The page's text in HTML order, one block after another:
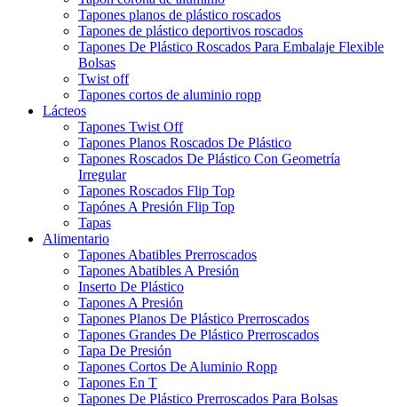
Tapones planos de plástico roscados
Tapones de plástico deportivos roscados
Tapones De Plástico Roscados Para Embalaje Flexible
Bolsas
Twist off
Tapones cortos de aluminio ropp
Lácteos
Tapones Twist Off
Tapones Planos Roscados De Plástico
Tapones Roscados De Plástico Con Geometría
Irregular
Tapones Roscados Flip Top
Tapónes A Presión Flip Top
Tapas
Alimentario
Tapones Abatibles Prerroscados
Tapones Abatibles A Presión
Inserto De Plástico
Tapones A Presión
Tapones Planos De Plástico Prerroscados
Tapones Grandes De Plástico Prerroscados
Tapa De Presión
Tapones Cortos De Aluminio Ropp
Tapones En T
Tapones De Plástico Prerroscados Para Bolsas